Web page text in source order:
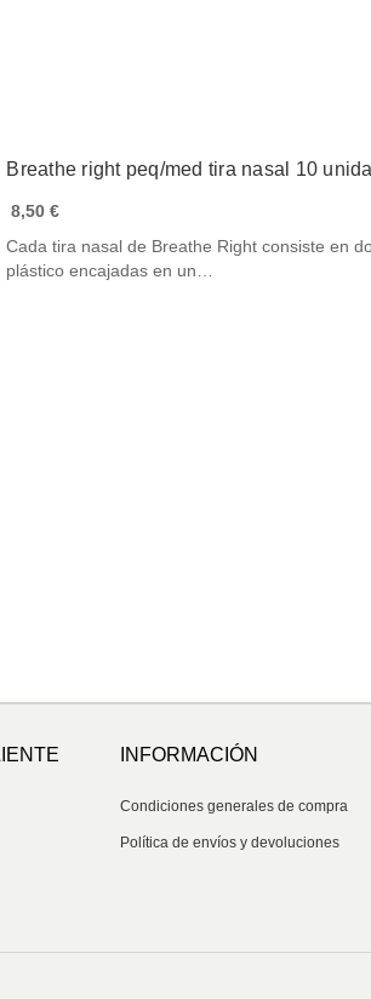
Breathe right peq/med tira nasal 10
8,50 €
Cada tira nasal de Breathe Right consiste en
plástico encajadas en un…
INFORMACIÓN
Condiciones generales de compra
Política de envíos y devoluciones